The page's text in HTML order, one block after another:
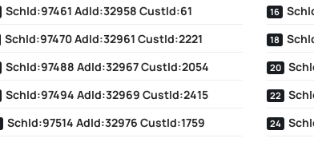
SchId:97461 AdId:32958 CustId:61
SchId:97470 AdId:32961 CustId:2221
SchId:97488 AdId:32967 CustId:2054
SchId:97494 AdId:32969 CustId:2415
SchId:97514 AdId:32976 CustId:1759